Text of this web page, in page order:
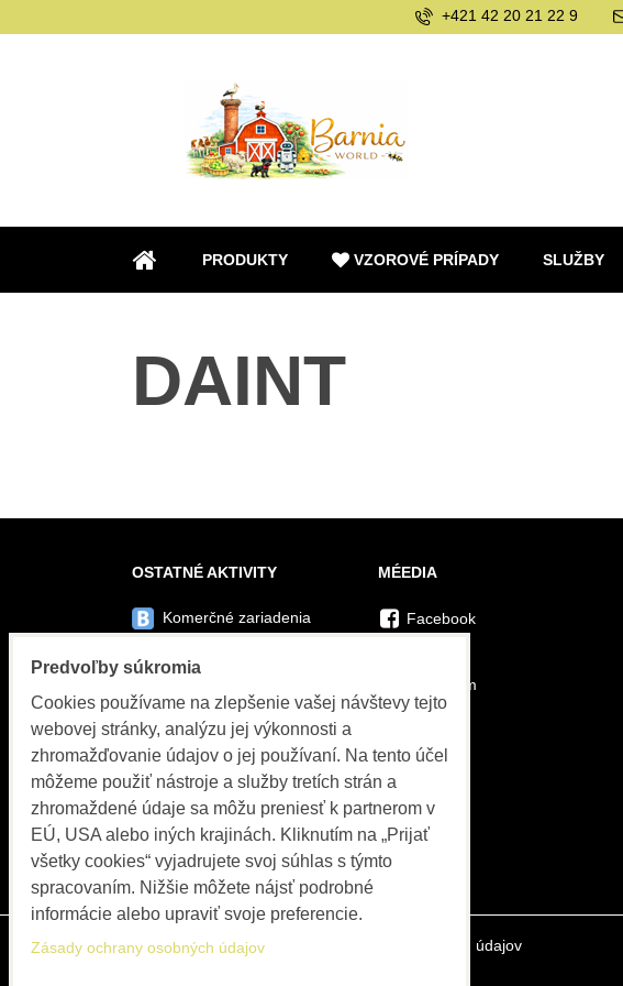
ÚVOD
PRODUKTY VZOROVÉ PRÍPADY SLUŽBY
+421 42 20 21 22 9
DAINT
OSTATNÉ AKTIVITY
Komerčné zariadenia
PVC systémy
Športová infraštruktúra
Mobilná muštáreň
OZ Farmárikovia
Psí salón
MÉEDIA
Facebook
Instagram
Youtube
Predvoľby súkromia Zásady ochrany osobných údajov
Predvoľby súkromia
Cookies používame na zlepšenie vašej návštevy tejto
webovej stránky, analýzu jej výkonnosti a
zhromažďovanie údajov o jej používaní. Na tento účel
môžeme použiť nástroje a služby tretích strán a
zhromaždené údaje sa môžu preniesť k partnerom v
EÚ, USA alebo iných krajinách. Kliknutím na „Prijať
všetky cookies“ vyjadrujete svoj súhlas s týmto
spracovaním. Nižšie môžete nájsť podrobné
informácie alebo upraviť svoje preferencie.
Zásady ochrany osobných údajov